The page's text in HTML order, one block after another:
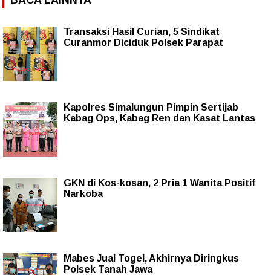
Transaksi Hasil Curian, 5 Sindikat
Curanmor Diciduk Polsek Parapat
Kapolres Simalungun Pimpin Sertijab
Kabag Ops, Kabag Ren dan Kasat Lantas
GKN di Kos-kosan, 2 Pria 1 Wanita Positif
Narkoba
Mabes Jual Togel, Akhirnya Diringkus
Polsek Tanah Jawa